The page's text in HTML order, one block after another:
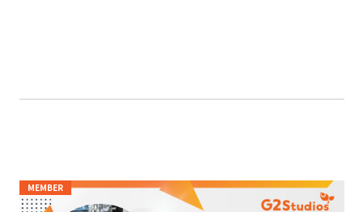
MEMBER